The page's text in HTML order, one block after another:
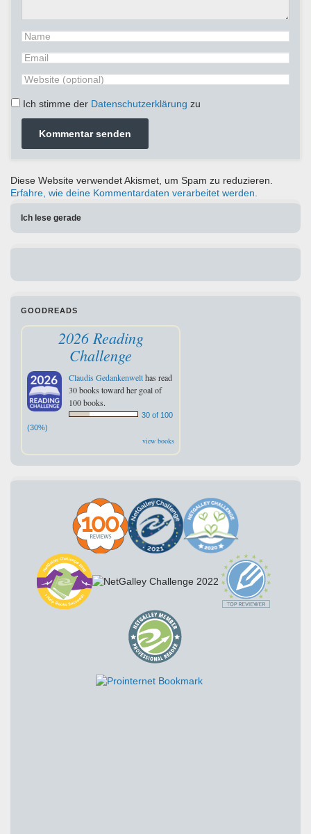
Ich stimme der Datenschutzerklärung zu
Diese Website verwendet Akismet, um Spam zu reduzieren.
Erfahre, wie deine Kommentardaten verarbeitet werden.
Ich lese gerade
GOODREADS
2026 Reading
Challenge
Claudis Gedankenwelthas read
30 books toward her goal of
100 books.
30 of 100
(30%)
view books